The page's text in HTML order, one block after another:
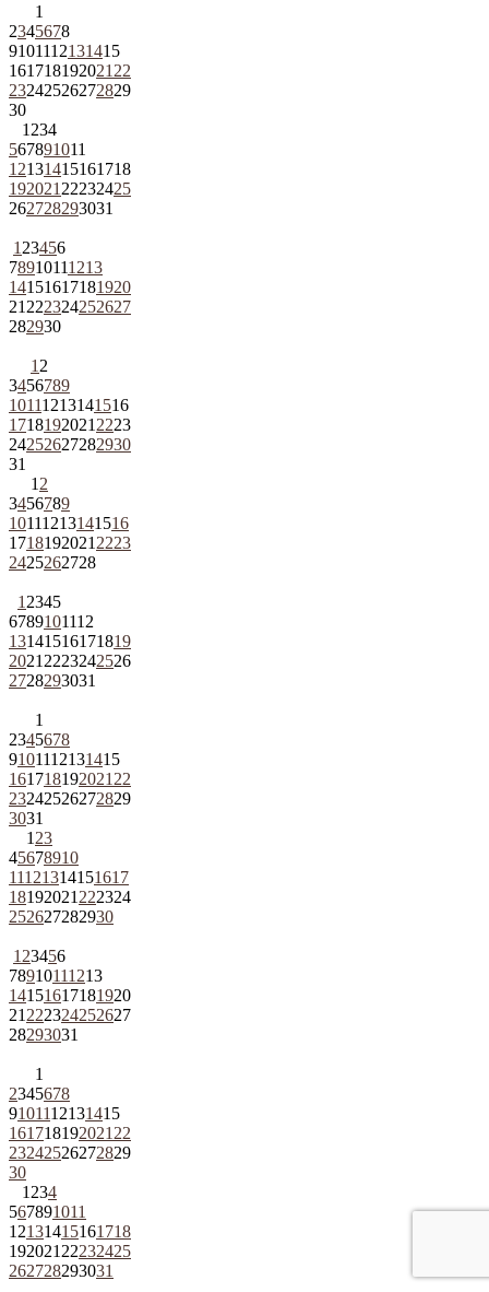
1
2345678
9101112131415
161718192021 22
23242526272829
30
1 234
567891011
12131415161718
192021 22232425
262728293031
1 23456
78910111213
14151617181920
21 222324252627
282930
1 2
3456789
10111213141516
1718192021 2223
24252627282930
31
1 2
3456789
10111213141516
1718192021 2223
2425262728
1 2345
6789101112
13141516171819
2021 2223242526
2728293031
1
2345678
9101112131415
161718192021 22
23242526272829
3031
1 23
45678910
11121314151617
18192021 222324
252627282930
1 23456
78910111213
14151617181920
21 222324252627
28293031
1
2345678
9101112131415
161718192021 22
23242526272829
30
1 234
567891011
12131415161718
192021 22232425
262728293031